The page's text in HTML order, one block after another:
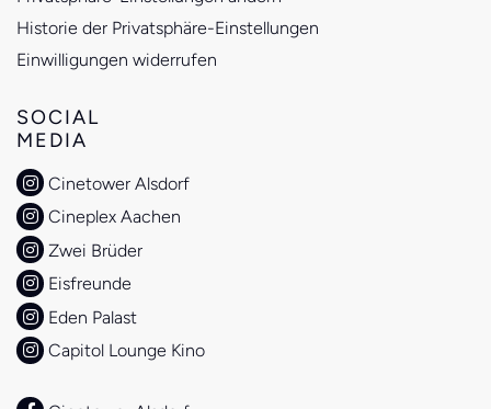
Historie der Privatsphäre-Einstellungen
Einwilligungen widerrufen
SOCIAL
MEDIA
Cinetower Alsdorf
Cineplex Aachen
Zwei Brüder
Eisfreunde
Eden Palast
Capitol Lounge Kino